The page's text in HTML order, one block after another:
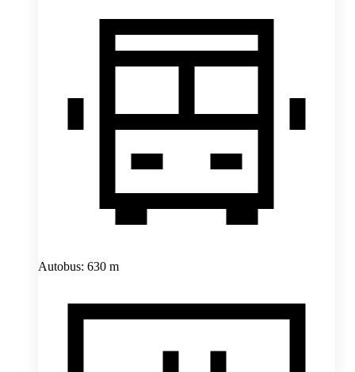
Autobus: 630 m